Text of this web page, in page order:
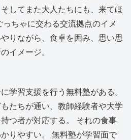
してまた大人たちにも、来てほ
ちゃに交わる交流拠点のイメ
りながら、食卓を囲み、思い思
イメージ。
学習支援を行う無料塾がある。
たちが通い、教師経験者や大学
つ者が対応する。 それの食事
りやすい。 無料塾が学習面で